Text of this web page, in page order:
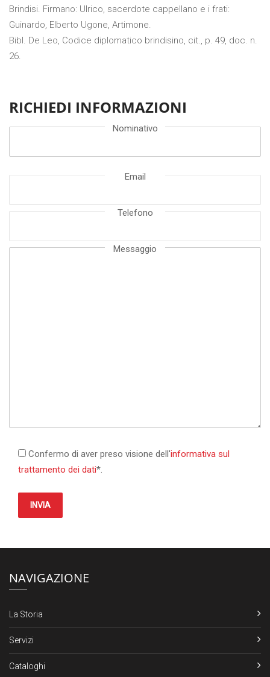
Brindisi. Firmano: Ulrico, sacerdote cappellano e i frati:
Guinardo, Elberto Ugone, Artimone.
Bibl. De Leo, Codice diplomatico brindisino, cit., p. 49, doc. n.
26.
RICHIEDI INFORMAZIONI
Nominativo
Email
Telefono
Messaggio
Confermo di aver preso visione dell'informativa sul
trattamento dei dati*.
INVIA
NAVIGAZIONE
La Storia
Servizi
Cataloghi